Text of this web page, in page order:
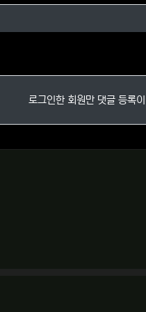
로그인한 회원만 댓글 등록